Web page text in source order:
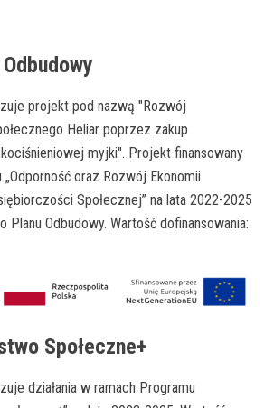
projekt pod nazwą "Rozwój
Heliar poprzez zakup
myjki". Projekt finansowany
oraz Rozwój Ekonomii
Społecznej” na lata 2022-2025
Planu Odbudowy. Wartość dofinansowania:
Społeczne+
działania w ramach Programu